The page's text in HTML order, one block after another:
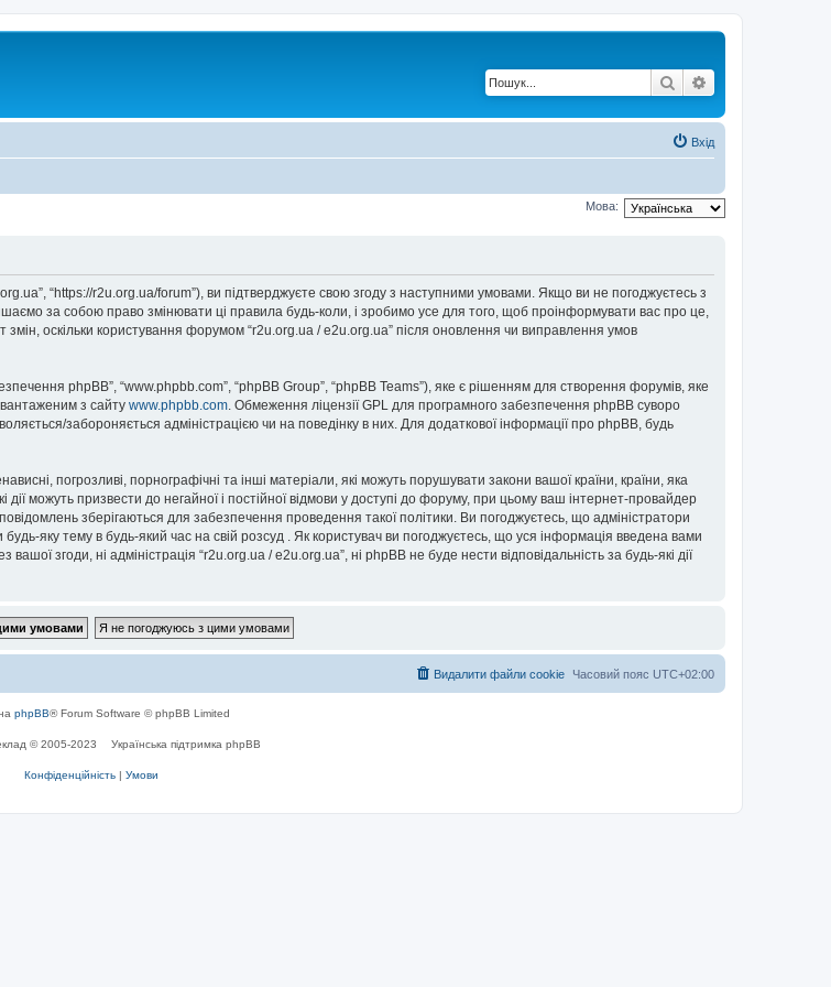
Пошук
Вхід
Мова:
“https://r2u.org.ua/forum”), ви підтверджуєте свою згоду з наступними умовами. Якщо ви не погоджуєтесь з
за собою право змінювати ці правила будь-коли, і зробимо усе для того, щоб проінформувати вас про це,
оскільки користування форумом “r2u.org.ua / e2u.org.ua” після оновлення чи виправлення умов
phpBB”, “www.phpbb.com”, “phpBB Group”, “phpBB Teams”), яке є рішенням для створення форумів, яке
з сайту www.phpbb.com. Обмеження ліцензії GPL для програмного забезпечення phpBB суворо
забороняється адміністрацією чи на поведінку в них. Для додаткової інформації про phpBB, будь
погрозливі, порнографічні та інші матеріали, які можуть порушувати закони вашої країни, країни, яка
можуть призвести до негайної і постійної відмови у доступі до форуму, при цьому ваш інтернет-провайдер
зберігаються для забезпечення проведення такої політики. Ви погоджуєтесь, що адміністратори
яку тему в будь-який час на свій розсуд . Як користувач ви погоджуєтесь, що уся інформація введена вами
згоди, ні адміністрація “r2u.org.ua / e2u.org.ua”, ні phpBB не буде нести відповідальність за будь-які дії
Часовий пояс UTC+02:00
Видалити файли cookie
phpBB® Forum Software © phpBB Limited
© 2005-2023 Українська підтримка phpBB
Конфіденційність | Умови